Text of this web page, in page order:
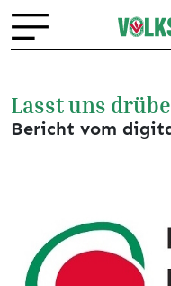
Lasst uns
Bericht vom